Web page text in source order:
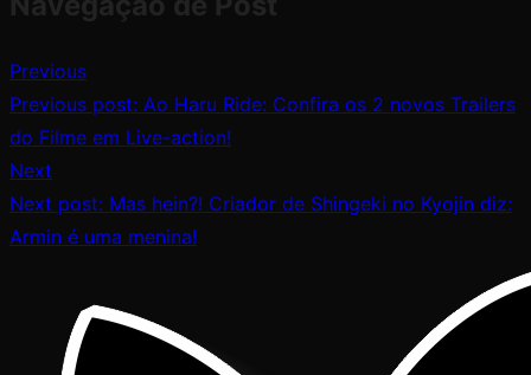
Previous
Previous post: Ao Haru Ride: Confira os 2 novos Trailers
do Filme em Live-action!
Next
Next post: Mas hein?! Criador de Shingeki no Kyojin diz:
Armin é uma menina!